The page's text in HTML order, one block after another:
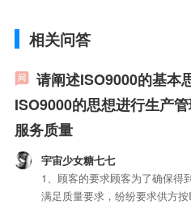
相关问答
请阐述ISO9000的基本
ISO9000的思想进行生产
服务质量
宇宙少女糖七七
1、顾客的要求顾客为了确保得
满足质量要求，纷纷要求供方